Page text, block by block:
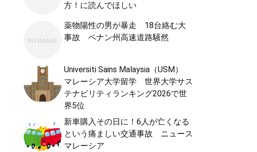
方！に読んでほしい
薬物陽性の男が暴走 18台絡む大
事故 ペナン州高速道路騒然
Universiti Sains Malaysia（USM）
マレーシア大学留学 世界大学サス
テナビリティランキング2026で世
界5位
新車購入その日に！6人が亡くなる
という痛ましい交通事故 ニュース
マレーシア